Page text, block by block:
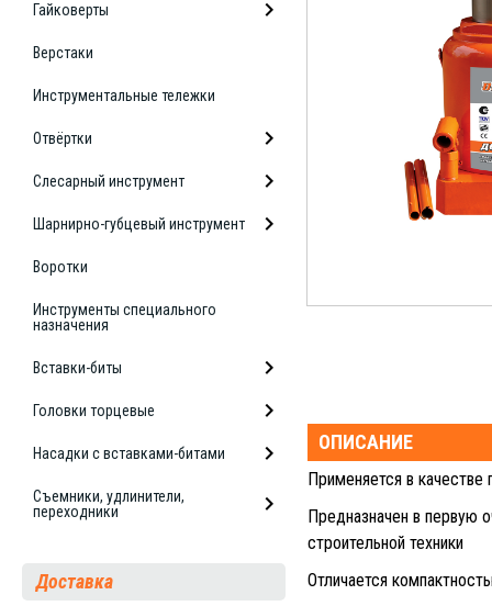
Гайковерты
Верстаки
Инструментальные тележки
Отвёртки
Слесарный инструмент
Шарнирно-губцевый инструмент
Воротки
Инструменты специального
назначения
Вставки-биты
Головки торцевые
Насадки с вставками-битами
Съемники, удлинители,
переходники
Доставка
ОПИСАНИЕ
Применяется в
Предназначен в первую
строительной техники
Отличается